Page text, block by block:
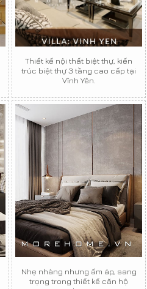
Thiết kế nội thất biệt thự, kiến
trúc biệt thự 3 tầng cao cấp tại
Vĩnh Yên.
Nhẹ nhàng nhưng ấm áp, sang
trọng trong thiết kế căn hộ